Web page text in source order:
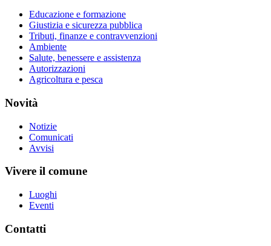
Educazione e formazione
Giustizia e sicurezza pubblica
Tributi, finanze e contravvenzioni
Ambiente
Salute, benessere e assistenza
Autorizzazioni
Agricoltura e pesca
Novità
Notizie
Comunicati
Avvisi
Vivere il comune
Luoghi
Eventi
Contatti